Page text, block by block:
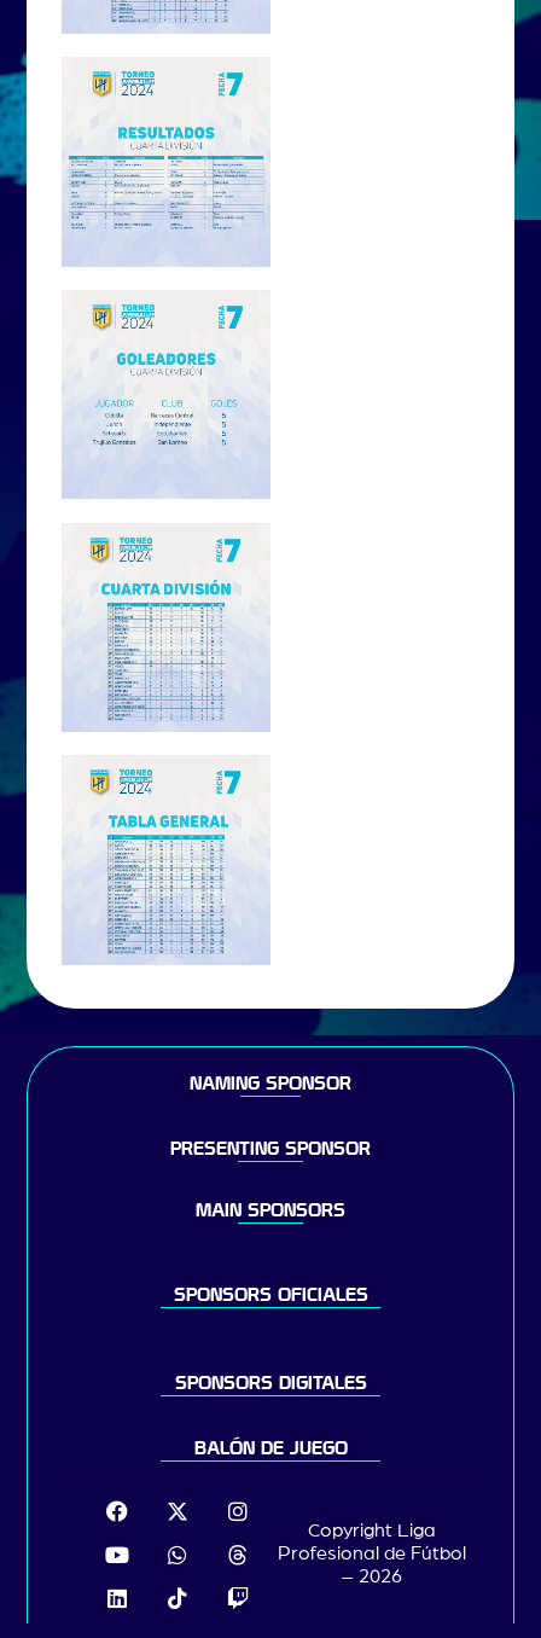
NAMING SPONSOR
PRESENTING SPONSOR
MAIN SPONSORS
SPONSORS OFICIALES
SPONSORS DIGITALES
BALÓN DE JUEGO
Copyright Liga
Profesional de Fútbol
– 2026